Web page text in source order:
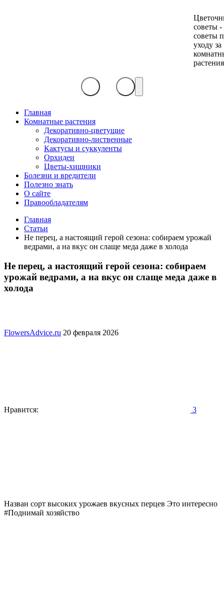
советы -
советы
уходу за
Главная
Комнатные растения
Декоративно-цветущие
Декоративно-лиственные
Кактусы и суккуленты
Орхидеи
Цветы-хищники
Болезни и вредители
Полезно знать
О сайте
Правообладателям
Главная
Статьи
Не перец, а настоящий герой сезона: собираем урожай
ведрами, а на вкус он слаще меда даже в холода
Не перец, а настоящий герой сезона: собираем
урожай ведрами, а на вкус он слаще меда даже в
холода
FlowersAdvice.ru 20 февраля 2026
Нравится: 3
Назван сорт высоких урожаев вкусных перцев Это интересно
#Поднимай хозяйство